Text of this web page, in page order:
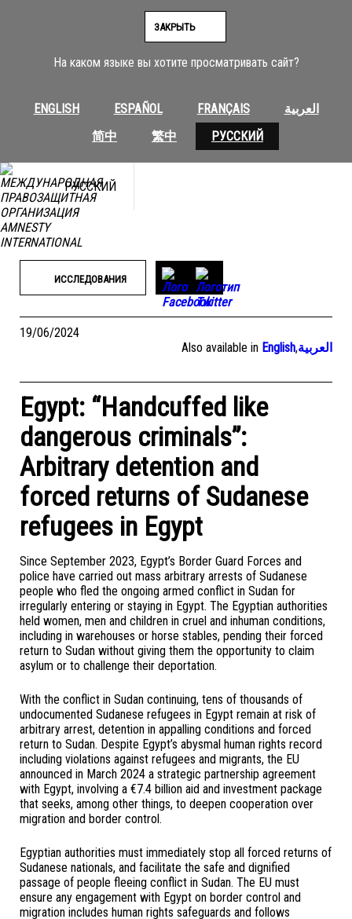
На каком языке вы хотите просматривать сайт?
ENGLISH ESPAÑOL FRANÇAIS
العربية
简中
繁中 РУССКИЙ
ЗАКРЫТЬ
РУССКИЙ
ИССЛЕДОВАНИЯ
19/06/2024
Also available in English,العربية
Egypt: “Handcuffed like
dangerous criminals”:
Arbitrary detention and
forced returns of Sudanese
refugees in Egypt
Since September 2023, Egypt’s Border Guard Forces and
police have carried out mass arbitrary arrests of Sudanese
people who fled the ongoing armed conflict in Sudan for
irregularly entering or staying in Egypt. The Egyptian authorities
held women, men and children in cruel and inhuman conditions,
including in warehouses or horse stables, pending their forced
return to Sudan without giving them the opportunity to claim
asylum or to challenge their deportation.
With the conflict in Sudan continuing, tens of thousands of
undocumented Sudanese refugees in Egypt remain at risk of
arbitrary arrest, detention in appalling conditions and forced
return to Sudan. Despite Egypt’s abysmal human rights record
including violations against refugees and migrants, the EU
announced in March 2024 a strategic partnership agreement
with Egypt, involving a €7.4 billion aid and investment package
that seeks, among other things, to deepen cooperation over
migration and border control.
Egyptian authorities must immediately stop all forced returns of
Sudanese nationals, and facilitate the safe and dignified
passage of people fleeing conflict in Sudan. The EU must
ensure any engagement with Egypt on border control and
migration includes human rights safeguards and follows